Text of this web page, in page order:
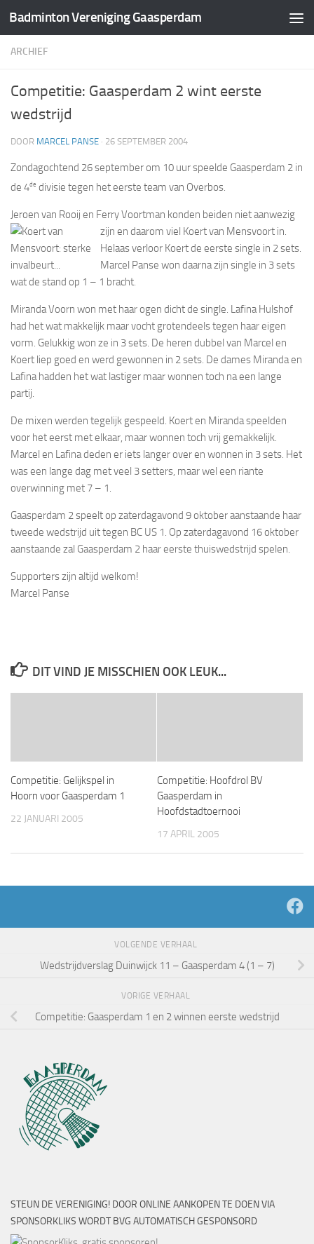
Doorgaan naar inhoud
Badminton Vereniging Gaasperdam
ARCHIEF
Competitie: Gaasperdam 2 wint eerste
wedstrijd
DOOR MARCEL PANSE · 26 SEPTEMBER 2004
Zondagochtend 26 september om 10 uur speelde Gaasperdam 2 in
de 4de divisie tegen het eerste team van Overbos.
Jeroen van Rooij en Ferry Voortman konden beiden niet aanwezig
zijn en daarom viel Koert van Mensvoort in.
Helaas verloor Koert de eerste single in 2 sets.
Marcel Panse won daarna zijn single in 3 sets
wat de stand op 1 – 1 bracht.
Miranda Voorn won met haar ogen dicht de single. Lafina Hulshof
had het wat makkelijk maar vocht grotendeels tegen haar eigen
vorm. Gelukkig won ze in 3 sets. De heren dubbel van Marcel en
Koert liep goed en werd gewonnen in 2 sets. De dames Miranda en
Lafina hadden het wat lastiger maar wonnen toch na een lange
partij.
De mixen werden tegelijk gespeeld. Koert en Miranda speelden
voor het eerst met elkaar, maar wonnen toch vrij gemakkelijk.
Marcel en Lafina deden er iets langer over en wonnen in 3 sets. Het
was een lange dag met veel 3 setters, maar wel een riante
overwinning met 7 – 1.
Gaasperdam 2 speelt op zaterdagavond 9 oktober aanstaande haar
tweede wedstrijd uit tegen BC US 1. Op zaterdagavond 16 oktober
aanstaande zal Gaasperdam 2 haar eerste thuiswedstrijd spelen.
Supporters zijn altijd welkom!
Marcel Panse
DIT VIND JE MISSCHIEN OOK LEUK...
Competitie: Gelijkspel in
Hoorn voor Gaasperdam 1
22 JANUARI 2005
Competitie: Hoofdrol BV
Gaasperdam in
Hoofdstadtoernooi
17 APRIL 2005
VOLGENDE VERHAAL
Wedstrijdverslag Duinwijck 11 – Gaasperdam 4 (1 – 7)
VORIGE VERHAAL
Competitie: Gaasperdam 1 en 2 winnen eerste wedstrijd
STEUN DE VERENIGING! DOOR ONLINE AANKOPEN TE DOEN VIA
SPONSORKLIKS WORDT BVG AUTOMATISCH GESPONSORD